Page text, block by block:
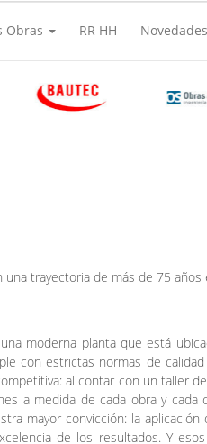
Obras RR HH Novedades
una trayectoria de más de 75
moderna planta que está
con estrictas normas de
al contar con un taller
a medida de cada obra y
mayor convicción: la
de los resultados. Y